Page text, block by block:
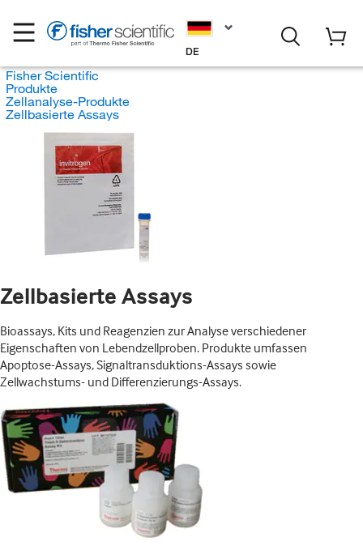
DE
Fisher Scientific
Produkte
Zellanalyse-Produkte
Zellbasierte Assays
Zellbasierte Assays
Bioassays, Kits und Reagenzien zur Analyse verschiedener
Eigenschaften von Lebendzellproben. Produkte umfassen
Apoptose-Assays, Signaltransduktions-Assays sowie
Zellwachstums- und Differenzierungs-Assays.